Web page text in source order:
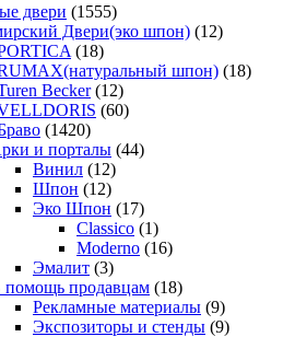
двери (1555)
Двери(эко шпон) (12)
(18)
шпон) (18)
Becker (12)
(60)
(1420)
и порталы (44)
Винил (12)
Шпон (12)
Эко Шпон (17)
Classico (1)
Moderno (16)
Эмалит (3)
помощь продавцам (18)
Рекламные материалы (9)
Экспозиторы и стенды (9)